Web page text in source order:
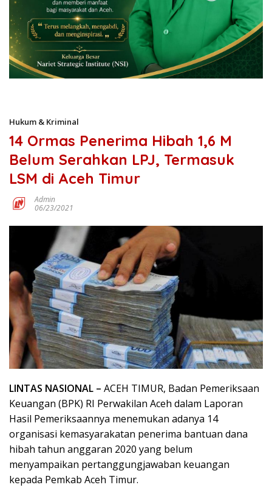
Hukum & Kriminal
14 Ormas Penerima Hibah 1,6 M
Belum Serahkan LPJ, Termasuk
LSM di Aceh Timur
Admin
06/23/2021
LINTAS NASIONAL – ACEH TIMUR, Badan Pemeriksaan
Keuangan (BPK) RI Perwakilan Aceh dalam Laporan
Hasil Pemeriksaannya menemukan adanya 14
organisasi kemasyarakatan penerima bantuan dana
hibah tahun anggaran 2020 yang belum
menyampaikan pertanggungjawaban keuangan
kepada Pemkab Aceh Timur.